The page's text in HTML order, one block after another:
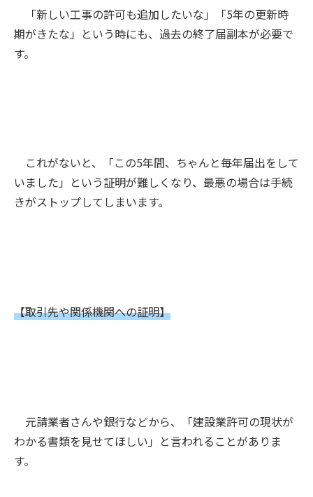
「新しい工事の許可も追加したいな」「5年の更新時
期がきたな」という時にも、過去の終了届副本が必要で
す。
これがないと、「この5年間、ちゃんと毎年届出をして
いました」という証明が難しくなり、最悪の場合は手続
きがストップしてしまいます。
【取引先や関係機関への証明】
元請業者さんや銀行などから、「建設業許可の現状が
わかる書類を見せてほしい」と言われることがありま
す。